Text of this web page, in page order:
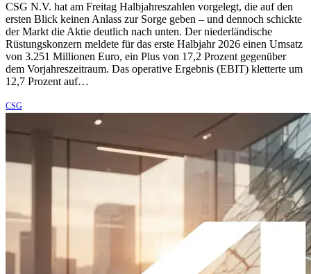
CSG N.V. hat am Freitag Halbjahreszahlen vorgelegt, die auf den
ersten Blick keinen Anlass zur Sorge geben – und dennoch schickte
der Markt die Aktie deutlich nach unten. Der niederländische
Rüstungskonzern meldete für das erste Halbjahr 2026 einen Umsatz
von 3.251 Millionen Euro, ein Plus von 17,2 Prozent gegenüber
dem Vorjahreszeitraum. Das operative Ergebnis (EBIT) kletterte um
12,7 Prozent auf…
CSG